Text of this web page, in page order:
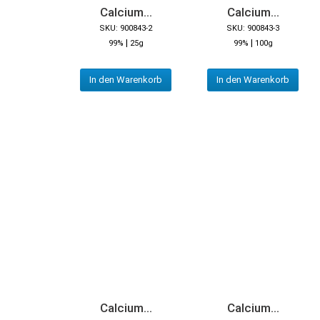
Calcium...
SKU: 900843-2
99% | 25g
In den Warenkorb
Calcium...
SKU: 900843-3
99% | 100g
In den Warenkorb
Calcium... Calcium...